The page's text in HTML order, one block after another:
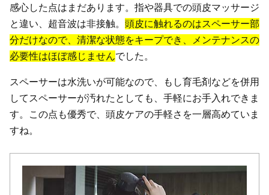
感心した点はまだあります。指や器具での頭皮マッサージ
と違い、超音波は非接触。 頭皮に触れるのはスペーサー部
分だけなので、清潔な状態をキープでき、メンテナンスの
必要性はほぼ感じませんでした。
スペーサーは水洗いが可能なので、もし育毛剤などを併用
してスペーサーが汚れたとしても、手軽にお手入れできま
す。この点も優秀で、頭皮ケアの手軽さを一層高めていま
すね。